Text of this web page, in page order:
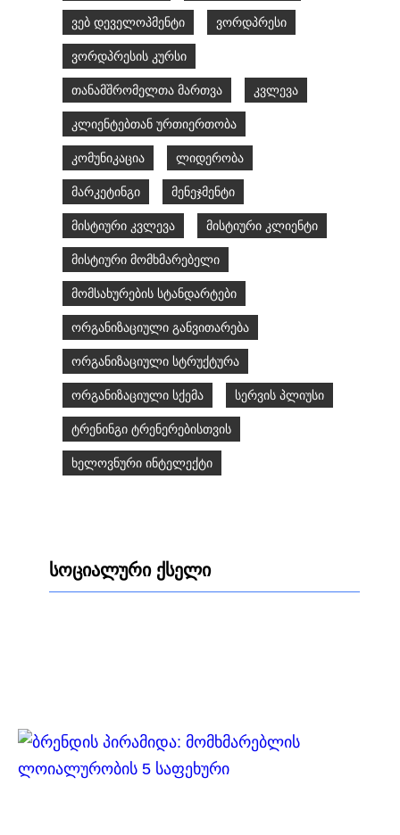
ვებ დეველოპმენტი ვორდპრესი
ვორდპრესის კურსი
თანამშრომელთა მართვა კვლევა
კლიენტებთან ურთიერთობა
კომუნიკაცია ლიდერობა
მარკეტინგი მენეჯმენტი
მისტიური კვლევა მისტიური კლიენტი
მისტიური მომხმარებელი
მომსახურების სტანდარტები
ორგანიზაციული განვითარება
ორგანიზაციული სტრუქტურა
ორგანიზაციული სქემა სერვის პლიუსი
ტრენინგი ტრენერებისთვის
ხელოვნური ინტელექტი
სოციალური ქსელი